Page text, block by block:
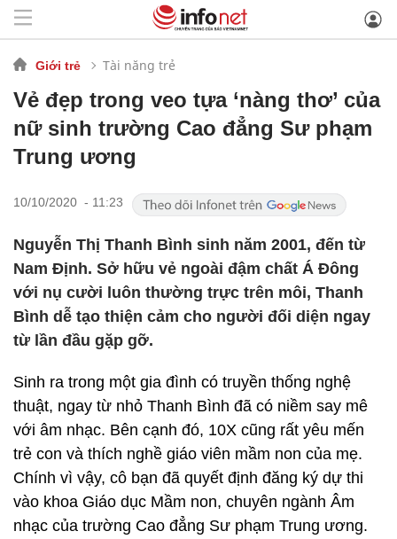
Giới trẻ Tài năng trẻ
Vẻ đẹp trong veo tựa ‘nàng thơ’ của
nữ sinh trường Cao đẳng Sư phạm
Trung ương
10/10/2020 - 11:23
Nguyễn Thị Thanh Bình sinh năm 2001, đến từ
Nam Định. Sở hữu vẻ ngoài đậm chất Á Đông
với nụ cười luôn thường trực trên môi, Thanh
Bình dễ tạo thiện cảm cho người đối diện ngay
từ lần đầu gặp gỡ.
Sinh ra trong một gia đình có truyền thống nghệ
thuật, ngay từ nhỏ Thanh Bình đã có niềm say mê
với âm nhạc. Bên cạnh đó, 10X cũng rất yêu mến
trẻ con và thích nghề giáo viên mầm non của mẹ.
Chính vì vậy, cô bạn đã quyết định đăng ký dự thi
vào khoa Giáo dục Mầm non, chuyên ngành Âm
nhạc của trường Cao đẳng Sư phạm Trung ương.